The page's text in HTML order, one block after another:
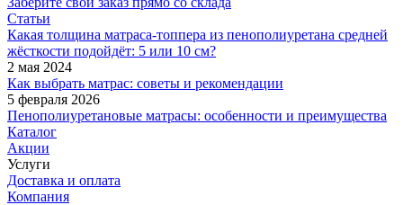
Статьи
Какая толщина матраса-топпера из пенополиуретана средней
жёсткости подойдёт: 5 или 10 см?
2 мая 2024
Как выбрать матрас: советы и рекомендации
5 февраля 2026
Пенополиуретановые матрасы: особенности и преимущества
Каталог
Акции
Услуги
Доставка и оплата
Компания